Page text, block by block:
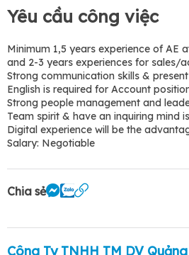
Yêu cầu công việc
Minimum 1,5 years experience of AE
and 2-3 years experiences for sales/
Strong communication skills &
English is required for Account
Strong people management and
Team spirit & have an inquiring mind
Digital experience will be the
Salary: Negotiable
Chia sẻ
Công Ty TNHH TM DV